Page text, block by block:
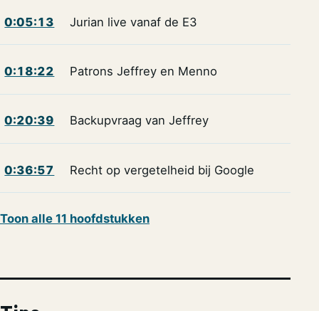
0:05:13 Jurian live vanaf de E3
0:18:22 Patrons Jeffrey en Menno
0:20:39 Backupvraag van Jeffrey
0:36:57 Recht op vergetelheid bij Google
Toon alle 11 hoofdstukken